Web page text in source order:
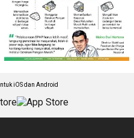
iOS dan Android